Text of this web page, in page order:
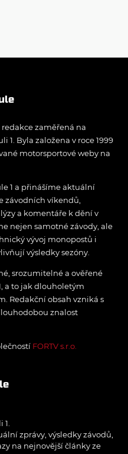
zaměřená na
1. Byla založena v roce 1999
motorsportové weby na
1 a přinášíme aktuální
závodních víkendů,
a komentáře k dění v
nejen samotné závody, ale
vývoj monopostů i
výsledky sezóny.
srozumitelné a ověřené
a to jak dlouholetým
Redakční obsah vzniká s
znalost
FORTV s.r.o.
zprávy, výsledky závodů,
na nejnovější články ze